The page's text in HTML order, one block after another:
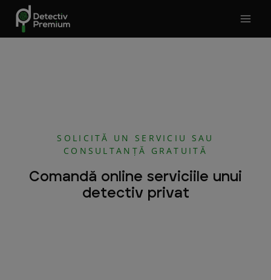
Skip
content
SOLICITĂ UN SERVICIU SAU
CONSULTANȚĂ GRATUITĂ
Comandă online serviciile unui
detectiv privat